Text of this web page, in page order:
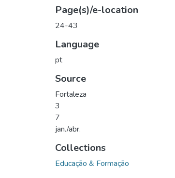
Page(s)/e-location
24-43
Language
pt
Source
Fortaleza
3
7
jan./abr.
Collections
Educação & Formação